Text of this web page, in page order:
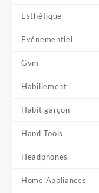
Esthétique
Evénementiel
Gym
Habillement
Habit garçon
Hand Tools
Headphones
Home Appliances